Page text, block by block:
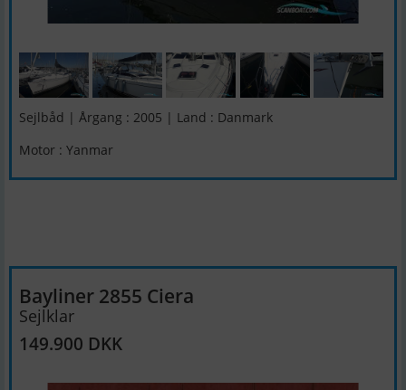
Sejlbåd | Årgang : 2005 | Land : Danmark
Motor : Yanmar
Bayliner 2855 Ciera
Sejlklar
149.900 DKK